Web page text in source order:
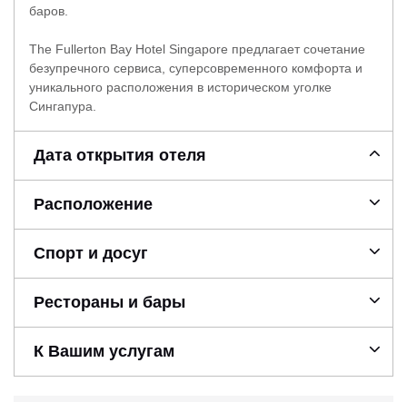
баров.
The Fullerton Bay Hotel Singapore предлагает сочетание
безупречного сервиса, суперсовременного комфорта и
уникального расположения в историческом уголке
Сингапура.
Дата открытия отеля
Расположение
Спорт и досуг
Рестораны и бары
К Вашим услугам